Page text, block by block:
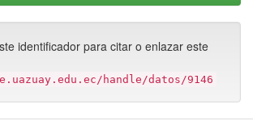
identificador para citar o enlazar este
handle/datos/9146